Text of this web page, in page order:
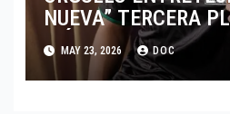
NUEVA” TERCERA
MÉXICO” INGRESA
HISTÓRICO DE
ALEMANIA
MAY 23, 2026 DOC